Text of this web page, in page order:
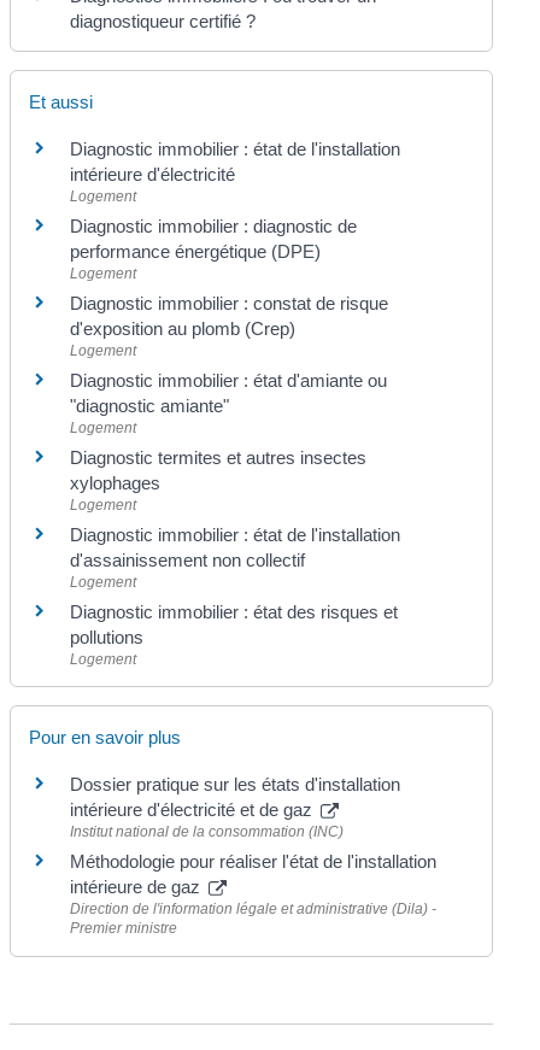
diagnostiqueur certifié ?
Et aussi
Diagnostic immobilier : état de l'installation
intérieure d'électricité
Logement
Diagnostic immobilier : diagnostic de
performance énergétique (DPE)
Logement
Diagnostic immobilier : constat de risque
d'exposition au plomb (Crep)
Logement
Diagnostic immobilier : état d'amiante ou
"diagnostic amiante"
Logement
Diagnostic termites et autres insectes
xylophages
Logement
Diagnostic immobilier : état de l'installation
d'assainissement non collectif
Logement
Diagnostic immobilier : état des risques et
pollutions
Logement
Pour en savoir plus
Dossier pratique sur les états d'installation
intérieure d'électricité et de gaz
Institut national de la consommation (INC)
Méthodologie pour réaliser l'état de l'installation
intérieure de gaz
Direction de l'information légale et administrative (Dila) -
Premier ministre